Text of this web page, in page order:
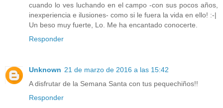
cuando lo ves luchando en el campo -con sus pocos años,
inexperiencia e ilusiones- como si le fuera la vida en ello! :-|
Un beso muy fuerte, Lo. Me ha encantado conocerte.
Responder
Unknown 21 de marzo de 2016 a las 15:42
A disfrutar de la Semana Santa con tus pequechiños!!
Responder